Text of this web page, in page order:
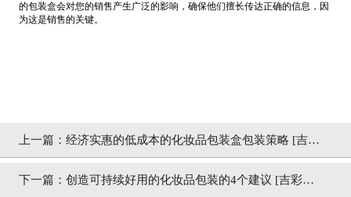
的包装盒会对您的销售产生广泛的影响，确保他们擅长传达正确的信息，因
为这是销售的关键。
上一篇： 经济实惠的低成本的化妆品包装盒包装策略 [吉彩
四方]
下一篇： 创造可持续好用的化妆品包装的4个建议 [吉彩四